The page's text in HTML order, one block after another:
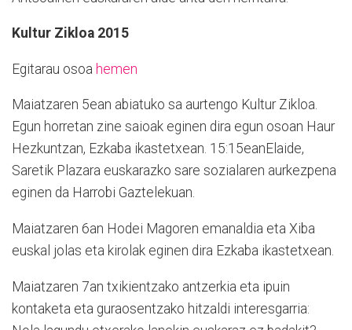
Kultur Zikloa 2015
Egitarau osoa hemen
Maiatzaren 5ean abiatuko sa aurtengo Kultur Zikloa.
Egun horretan zine saioak eginen dira egun osoan Haur
Hezkuntzan, Ezkaba ikastetxean. 15:15eanElaide,
Saretik Plazara euskarazko sare sozialaren aurkezpena
eginen da Harrobi Gaztelekuan.
Maiatzaren 6an Hodei Magoren emanaldia eta Xiba
euskal jolas eta kirolak eginen dira Ezkaba ikastetxean.
Maiatzaren 7an txikientzako antzerkia eta ipuin
kontaketa eta guraosentzako hitzaldi interesgarria: